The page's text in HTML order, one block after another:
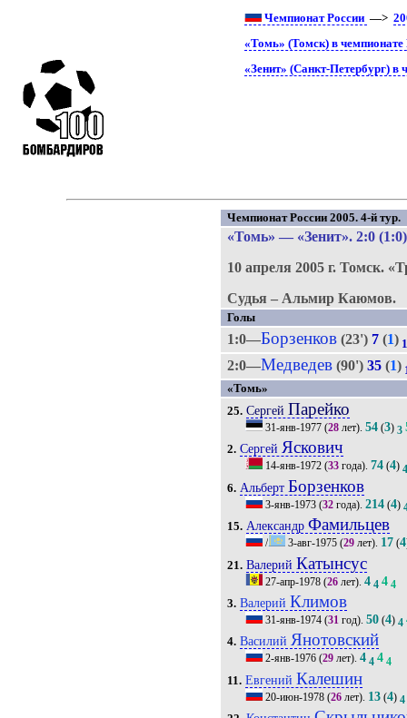
Чемпионат России —>
«Томь» (Томск) в чемпионате
«Зенит» (Санкт-Петербург) в
Чемпионат России 2005. 4-й тур.
«Томь» — «Зенит». 2:0 (1:0)
10 апреля 2005 г.Томск.
Судья – Альмир Каюмов.
Голы
1:0—Борзенков (23') 7 (1)
2:0—Медведев (90')35 (1)
«Томь»
25. Сергей Парейко
31-янв-1977 (28 лет).54 (3) 3
2. СергейЯскович
14-янв-1972 (33 года).74 (4)
6. Альберт Борзенков
3-янв-1973 (32 года).214 (4)
15. АлександрФамильцев
/ 3-авг-1975 (29 лет). 17 (4
21. Валерий Катынсус
27-апр-1978 (26 лет).4 4 4 4
3. Валерий Климов
31-янв-1974 (31 год).50 (4) 4
4. ВасилийЯнотовский
2-янв-1976 (29 лет).4 4 4 4
11. Евгений Калешин
20-июн-1978 (26 лет). 13 (4) 4